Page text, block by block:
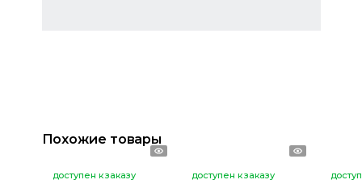
Похожие товары
доступен к заказу доступен к заказу